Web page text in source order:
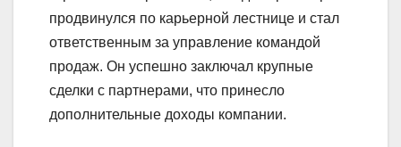
продвинулся по карьерной лестнице и стал
ответственным за управление командой
продаж. Он успешно заключал крупные
сделки с партнерами, что принесло
дополнительные доходы компании.